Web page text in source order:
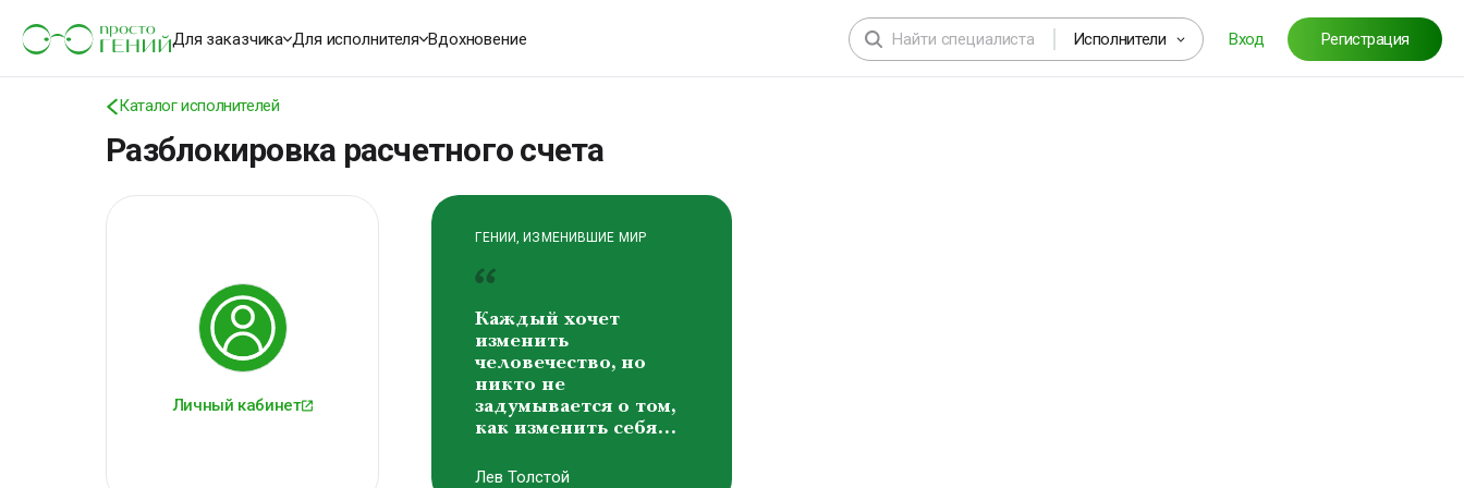
Для заказчика Для исполнителя Вдохновение Исполнители Вход Регистрация
Каталог исполнителей
Разблокировка расчетного счета
Личный кабинет
ГЕНИИ, ИЗМЕНИВШИЕ МИР
Каждый хочет
изменить
человечество, но
никто не
задумывается о том,
как изменить себя…
Лев Толстой